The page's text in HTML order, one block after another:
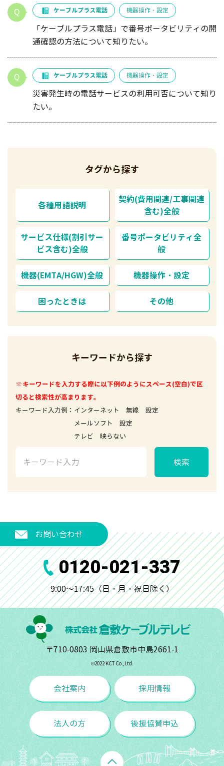
ケーブルプラス電話 機器操作・設定
「ケーブルプラス電話」で番号ポータビリティの開
通確認の方法について知りたい。
ケーブルプラス電話 機器操作・設定
災害発生時の電話サービスの利用可否について知り
たい。
タグから探す
各種用語説明
契約(費用関連/工事関連
含む)全般
サービス仕様(割引サー
ビス含む)全般
番号ポータビリティ全
般
機器(EMTA/HGW)全般 機器操作・設定
困ったときは その他
キーワードから探す
※キーワードを入力する際に以下例のようにスペース(空白)で区
切ると検索性が高まります。
キーワード入力例：インターネット 無線 設定
メールソフト 設定
テレビ 映らない
検索
お問い合わせ
0120-021-337
9:00～17:45（日・月・祝日除く）
〒710-0803 岡山県倉敷市中島2661-1
©︎2022 KCT Co.,Ltd.
会社案内 採用情報
法人の方 後援協賛申込